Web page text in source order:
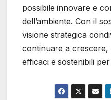
possibile innovare e
dell’ambiente. Con il
visione strategica
continuare a
efficaci e sostenibili per